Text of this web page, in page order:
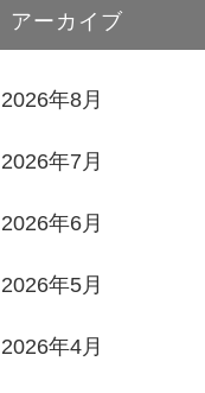
アーカイブ
2026年8月
2026年7月
2026年6月
2026年5月
2026年4月